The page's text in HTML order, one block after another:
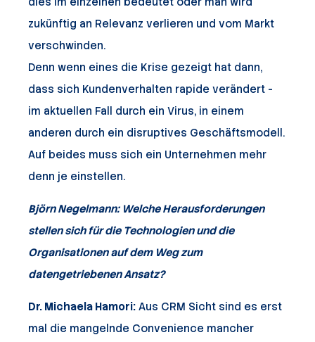
zukünftig an Relevanz verlieren und vom Markt
verschwinden.
Denn wenn eines die Krise gezeigt hat dann,
dass sich Kundenverhalten rapide verändert -
im aktuellen Fall durch ein Virus, in einem
anderen durch ein disruptives Geschäftsmodell.
Auf beides muss sich ein Unternehmen mehr
denn je einstellen.
Björn Negelmann: Welche Herausforderungen
stellen sich für die Technologien und die
Organisationen auf dem Weg zum
datengetriebenen Ansatz?
Dr. Michaela Hamori: Aus CRM Sicht sind es erst
mal die mangelnde Convenience mancher